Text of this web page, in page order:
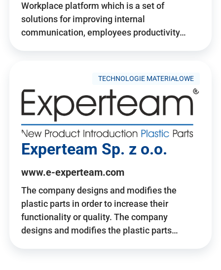
Workplace platform which is a set of
solutions for improving internal
communication, employees productivity…
TECHNOLOGIE MATERIAŁOWE
Experteam Sp. z o.o.
www.e-experteam.com
The company designs and modifies the
plastic parts in order to increase their
functionality or quality. The company
designs and modifies the plastic parts…